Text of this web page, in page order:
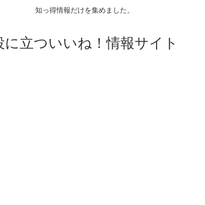
知っ得情報だけを集めました。
に立ついいね！情報サイト